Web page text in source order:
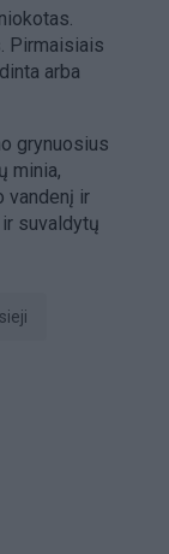
Pirmaisiais
arba
grynuosius
minia,
vandenį ir
suvaldytų